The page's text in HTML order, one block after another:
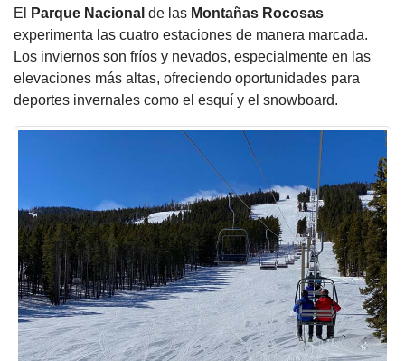
El Parque Nacional de las Montañas Rocosas
experimenta las cuatro estaciones de manera marcada.
Los inviernos son fríos y nevados, especialmente en las
elevaciones más altas, ofreciendo oportunidades para
deportes invernales como el esquí y el snowboard.